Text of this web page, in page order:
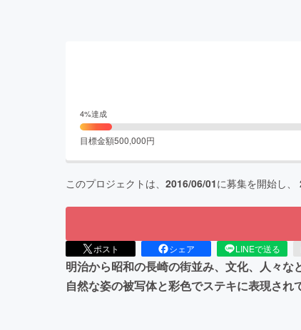
4%達成
目標金額500,000円
このプロジェクトは、 2016/06/01に募集を開始し、
ポスト シェア LINEで送る
明治から昭和の長崎の街並み、文化、人々な
自然な姿の被写体と彩色でステキに表現され